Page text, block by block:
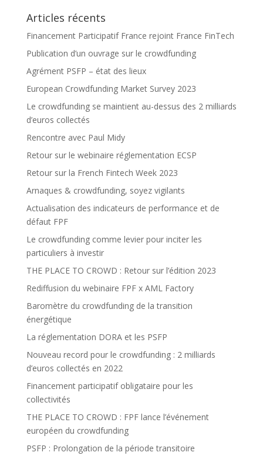
Articles récents
Financement Participatif France rejoint France FinTech
Publication d’un ouvrage sur le crowdfunding
Agrément PSFP – état des lieux
European Crowdfunding Market Survey 2023
Le crowdfunding se maintient au-dessus des 2 milliards
d’euros collectés
Rencontre avec Paul Midy
Retour sur le webinaire réglementation ECSP
Retour sur la French Fintech Week 2023
Arnaques & crowdfunding, soyez vigilants
Actualisation des indicateurs de performance et de
défaut FPF
Le crowdfunding comme levier pour inciter les
particuliers à investir
THE PLACE TO CROWD : Retour sur l’édition 2023
Rediffusion du webinaire FPF x AML Factory
Baromètre du crowdfunding de la transition
énergétique
La réglementation DORA et les PSFP
Nouveau record pour le crowdfunding : 2 milliards
d’euros collectés en 2022
Financement participatif obligataire pour les
collectivités
THE PLACE TO CROWD : FPF lance l’événement
européen du crowdfunding
PSFP : Prolongation de la période transitoire